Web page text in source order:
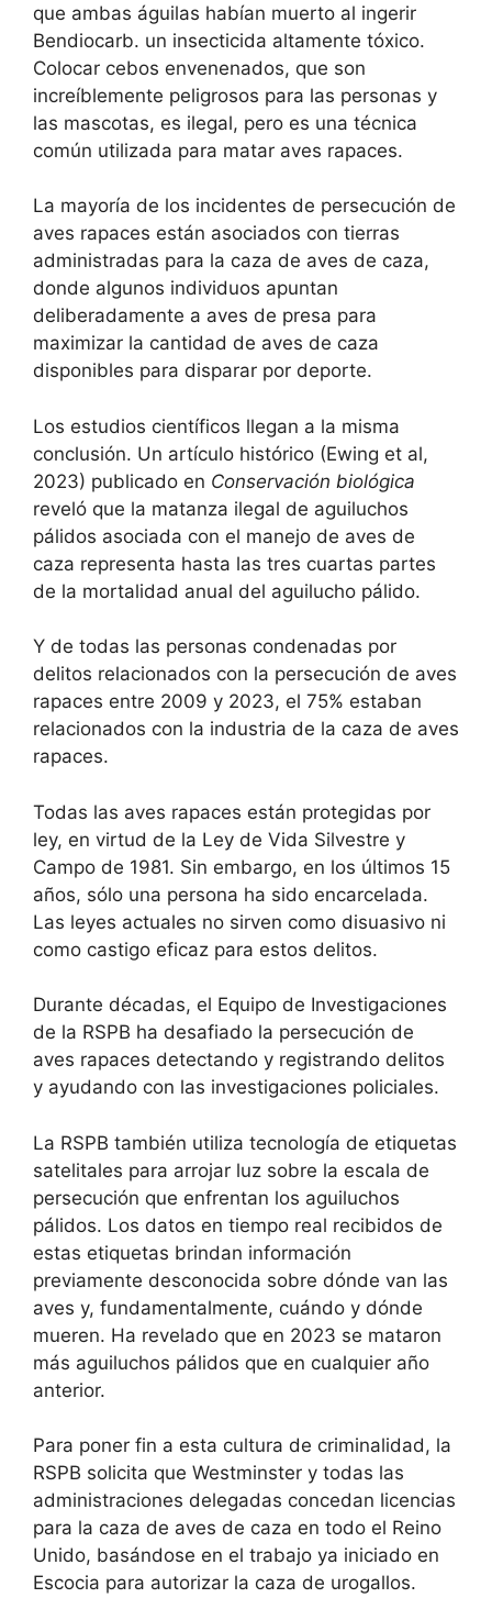
que ambas águilas habían muerto al ingerir
Bendiocarb. un insecticida altamente tóxico.
Colocar cebos envenenados, que son
increíblemente peligrosos para las personas y
las mascotas, es ilegal, pero es una técnica
común utilizada para matar aves rapaces.
La mayoría de los incidentes de persecución de
aves rapaces están asociados con tierras
administradas para la caza de aves de caza,
donde algunos individuos apuntan
deliberadamente a aves de presa para
maximizar la cantidad de aves de caza
disponibles para disparar por deporte.
Los estudios científicos llegan a la misma
conclusión. Un artículo histórico (Ewing et al,
2023) publicado en Conservación biológica
reveló que la matanza ilegal de aguiluchos
pálidos asociada con el manejo de aves de
caza representa hasta las tres cuartas partes
de la mortalidad anual del aguilucho pálido.
Y de todas las personas condenadas por
delitos relacionados con la persecución de aves
rapaces entre 2009 y 2023, el 75% estaban
relacionados con la industria de la caza de aves
rapaces.
Todas las aves rapaces están protegidas por
ley, en virtud de la Ley de Vida Silvestre y
Campo de 1981. Sin embargo, en los últimos 15
años, sólo una persona ha sido encarcelada.
Las leyes actuales no sirven como disuasivo ni
como castigo eficaz para estos delitos.
Durante décadas, el Equipo de Investigaciones
de la RSPB ha desafiado la persecución de
aves rapaces detectando y registrando delitos
y ayudando con las investigaciones policiales.
La RSPB también utiliza tecnología de etiquetas
satelitales para arrojar luz sobre la escala de
persecución que enfrentan los aguiluchos
pálidos. Los datos en tiempo real recibidos de
estas etiquetas brindan información
previamente desconocida sobre dónde van las
aves y, fundamentalmente, cuándo y dónde
mueren. Ha revelado que en 2023 se mataron
más aguiluchos pálidos que en cualquier año
anterior.
Para poner fin a esta cultura de criminalidad, la
RSPB solicita que Westminster y todas las
administraciones delegadas concedan licencias
para la caza de aves de caza en todo el Reino
Unido, basándose en el trabajo ya iniciado en
Escocia para autorizar la caza de urogallos.